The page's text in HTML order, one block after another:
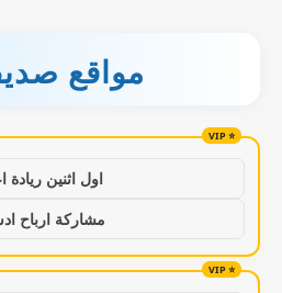
مواقع
اول اثنين ريادة
مشاركة ارباح